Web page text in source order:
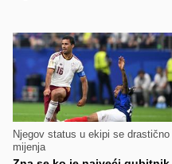
Njegov status u ekipi se drastično
mijenja